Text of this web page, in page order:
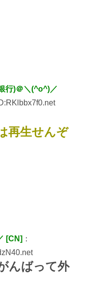
行)＠＼(^o^)／
再生せんぞ
[CN] ：
んばって外